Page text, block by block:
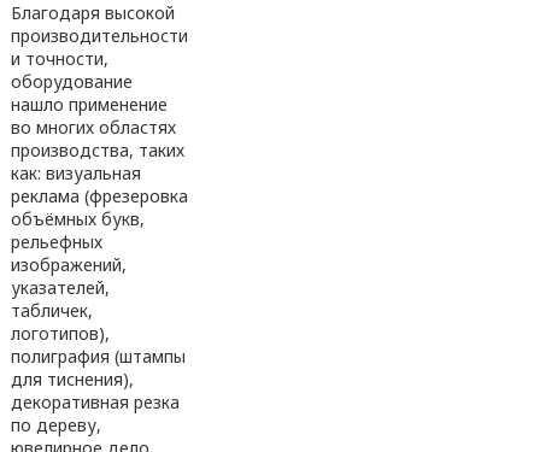
Благодаря высокой
производительности
и точности,
оборудование
нашло применение
во многих областях
производства, таких
как: визуальная
реклама (фрезеровка
объёмных букв,
рельефных
изображений,
указателей,
табличек,
логотипов),
полиграфия (штампы
для тиснения),
декоративная резка
по дереву,